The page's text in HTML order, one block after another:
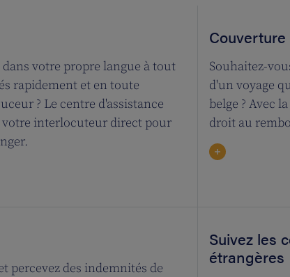
votre propre langue à tout
rapidement et en toute
? Le centre d'assistance
votre interlocuteur direct pour
Souhaitez-
d'un voyage
belge ? Avec
droit au
percevez des indemnités de
Suivez les
étrangères